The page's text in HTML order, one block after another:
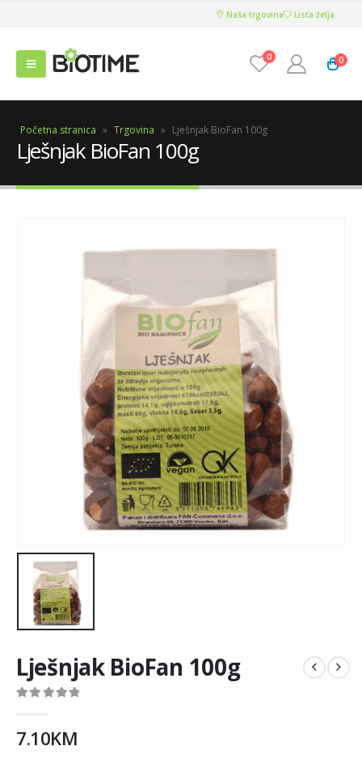
Naša trgovina Lista želja
0 0
Početna stranica » Trgovina » Lješnjak BioFan 100g
Lješnjak BioFan 100g
Lješnjak BioFan 100g
7.10KM